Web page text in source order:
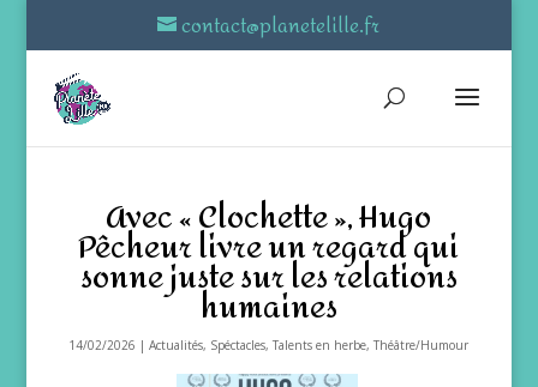
contact@planetelille.fr
Avec « Clochette », Hugo
Pêcheur livre un regard qui
sonne juste sur les relations
humaines
14/02/2026 |Actualités, Spéctacles,Talents en herbe,Théâtre/Humour